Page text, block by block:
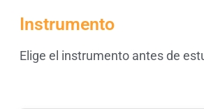
Instrumento
Elige el instrumento antes de